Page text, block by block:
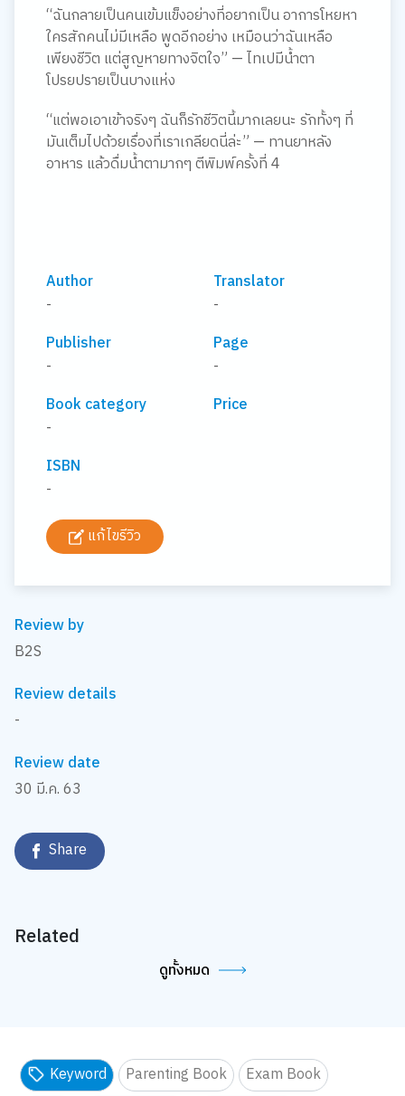
“ฉันกลายเป็นคนเข้มแข็งอย่างที่อยากเป็น อาการโหยหา
ใครสักคนไม่มีเหลือ พูดอีกอย่าง เหมือนว่าฉันเหลือ
เพียงชีวิต แต่สูญหายทางจิตใจ” — ไทเปมีน้ำตา
โปรยปรายเป็นบางแห่ง
“แต่พอเอาเข้าจริงๆ ฉันก็รักชีวิตนี้มากเลยนะ รักทั้งๆ ที่
มันเต็มไปด้วยเรื่องที่เราเกลียดนี่ล่ะ” — ทานยาหลัง
อาหาร แล้วดื่มน้ำตามากๆ ตีพิมพ์ครั้งที่ 4
Author
-
Translator
-
Publisher
-
Page
-
Book category
-
Price
ISBN
-
แก้ไขรีวิว
Review by
B2S
Review details
-
Review date
30 มี.ค. 63
Share
Related
ดูทั้งหมด
Keyword Parenting Book
Exam Book